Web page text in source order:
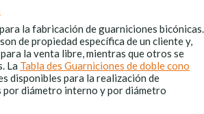
la fabricación de guarniciones bicónicas.
de propiedad específica de un cliente y,
la venta libre, mientras que otros se
La Tabla des Guarniciones de doble cono
disponibles para la realización de
por diámetro interno y por diámetro